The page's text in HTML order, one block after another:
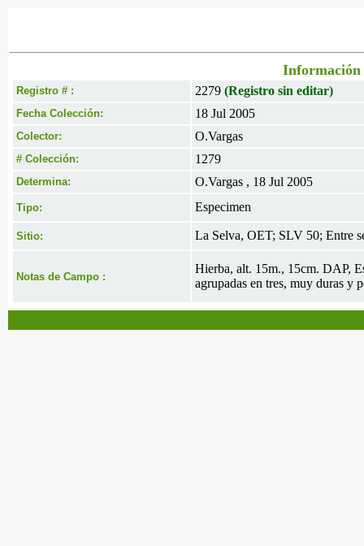
Información
Registro # : 2279 (Registro sin editar)
Fecha Colección: 18 Jul 2005
Colector: O.Vargas
# Colección: 1279
Determina: O.Vargas , 18 Jul 2005
Tipo: Especimen
Sitio: La Selva, OET; SLV 50; Entre
Notas de Campo :
Hierba, alt. 15m., 15cm. DAP,
agrupadas en tres, muy duras y